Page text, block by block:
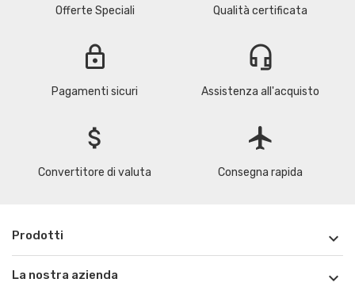
Offerte Speciali Qualità certificata
lock
Pagamenti sicuri
headset_mic
Assistenza all'acquisto
attach_money
Convertitore di valuta
flight
Consegna rapida
Prodotti 
La nostra azienda 